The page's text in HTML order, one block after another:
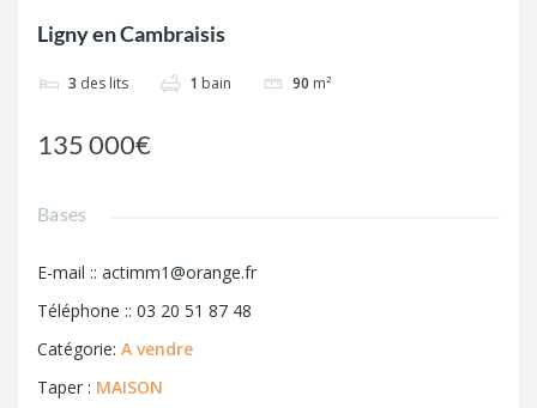
Ligny en Cambraisis
3 des lits 1 bain 90 m²
135 000€
Bases
E-mail :: actimm1@orange.fr
Téléphone :: 03 20 51 87 48
Catégorie: A vendre
Taper : MAISON